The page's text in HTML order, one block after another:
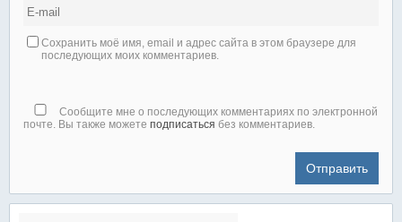
Сохранить моё имя, email и адрес сайта в этом браузере для
последующих моих комментариев.
Сообщите мне о последующих комментариях по электронной
почте. Вы также можете подписаться без комментариев.